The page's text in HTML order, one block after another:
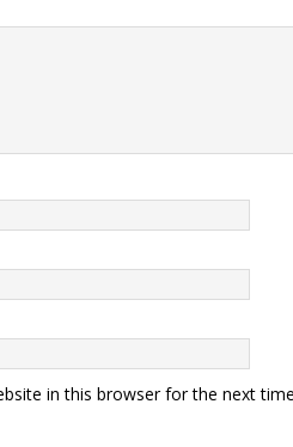
in this browser for the next